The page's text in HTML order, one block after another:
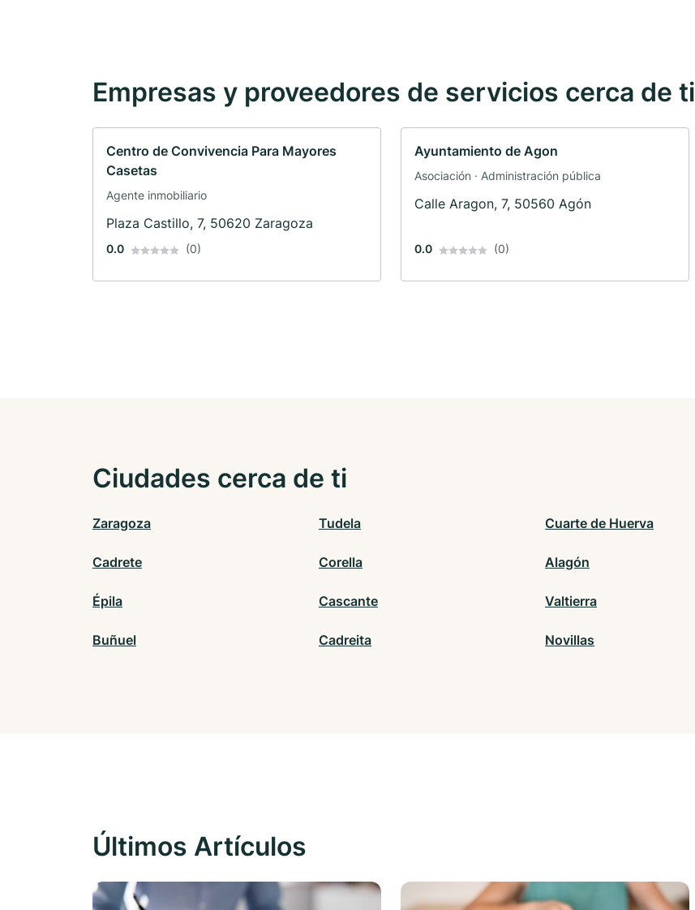
Empresas y proveedores de servicios cerca de ti
Centro de Convivencia Para Mayores
Casetas
Agente inmobiliario
Plaza Castillo, 7, 50620 Zaragoza
0.0 (0)
Ayuntamiento de Agon
Asociación · Administración pública
Calle Aragon, 7, 50560 Agón
0.0 (0)
Ciudades cerca de ti
Zaragoza Tudela Cuarte de Huerva
Cadrete Corella Alagón
Épila Cascante Valtierra
Buñuel Cadreita Novillas
Últimos Artículos